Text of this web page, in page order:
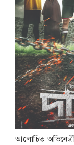
আলোচিত